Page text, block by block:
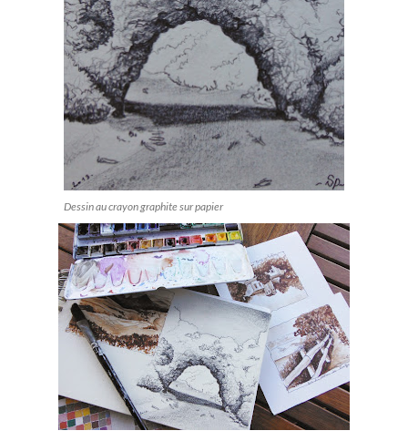
Dessin au crayon graphite sur papier